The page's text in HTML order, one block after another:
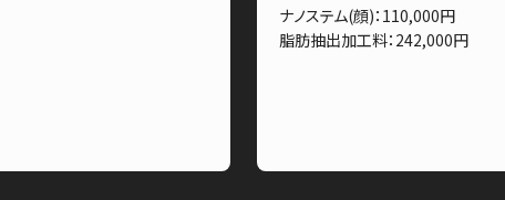
ナノステム(顔)：110,000円
脂肪抽出加工料：242,000円